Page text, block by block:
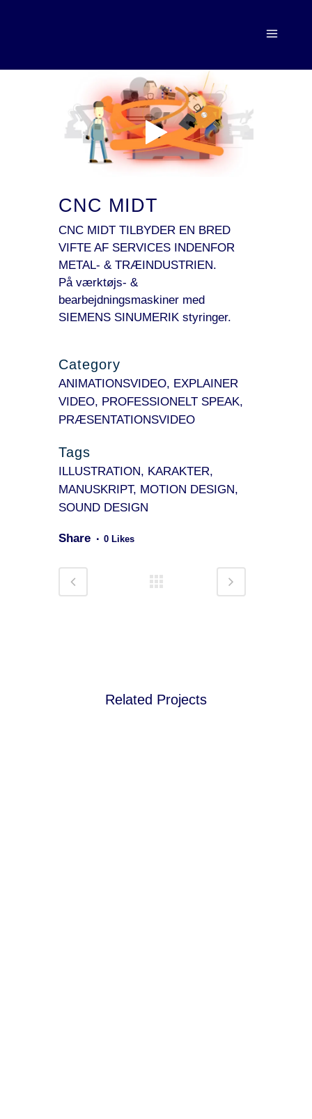
CNC MIDT
CNC MIDT TILBYDER EN BRED
VIFTE AF SERVICES INDENFOR
METAL- & TRÆINDUSTRIEN.
På værktøjs- &
bearbejdningsmaskiner med
SIEMENS SINUMERIK styringer.
Category
ANIMATIONSVIDEO, EXPLAINER
VIDEO, PROFESSIONELT SPEAK,
PRÆSENTATIONSVIDEO
Tags
ILLUSTRATION, KARAKTER,
MANUSKRIPT, MOTION DESIGN,
SOUND DESIGN
Share 0 Likes
Related Projects